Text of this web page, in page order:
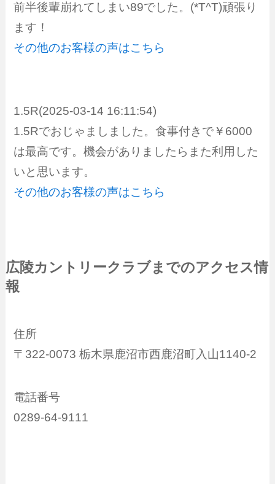
前半後輩崩れてしまい89でした。(*T^T)頑張り
ます！
その他のお客様の声はこちら
1.5R(2025-03-14 16:11:54)
1.5Rでおじゃましました。食事付きで￥6000
は最高です。機会がありましたらまた利用した
いと思います。
その他のお客様の声はこちら
広陵カントリークラブまでのアクセス情
報
住所
〒322-0073 栃木県鹿沼市西鹿沼町入山1140-2
電話番号
0289-64-9111